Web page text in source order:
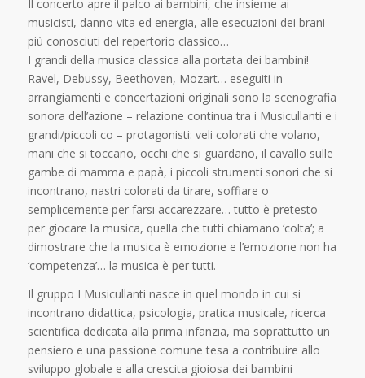
Il concerto apre il palco ai bambini, che insieme ai
musicisti, danno vita ed energia, alle esecuzioni dei brani
più conosciuti del repertorio classico…
I grandi della musica classica alla portata dei bambini!
Ravel, Debussy, Beethoven, Mozart… eseguiti in
arrangiamenti e concertazioni originali sono la scenografia
sonora dell’azione – relazione continua tra i Musicullanti e i
grandi/piccoli co – protagonisti: veli colorati che volano,
mani che si toccano, occhi che si guardano, il cavallo sulle
gambe di mamma e papà, i piccoli strumenti sonori che si
incontrano, nastri colorati da tirare, soffiare o
semplicemente per farsi accarezzare… tutto è pretesto
per giocare la musica, quella che tutti chiamano ‘colta’; a
dimostrare che la musica è emozione e l’emozione non ha
‘competenza’… la musica è per tutti.
Il gruppo I Musicullanti nasce in quel mondo in cui si
incontrano didattica, psicologia, pratica musicale, ricerca
scientifica dedicata alla prima infanzia, ma soprattutto un
pensiero e una passione comune tesa a contribuire allo
sviluppo globale e alla crescita gioiosa dei bambini